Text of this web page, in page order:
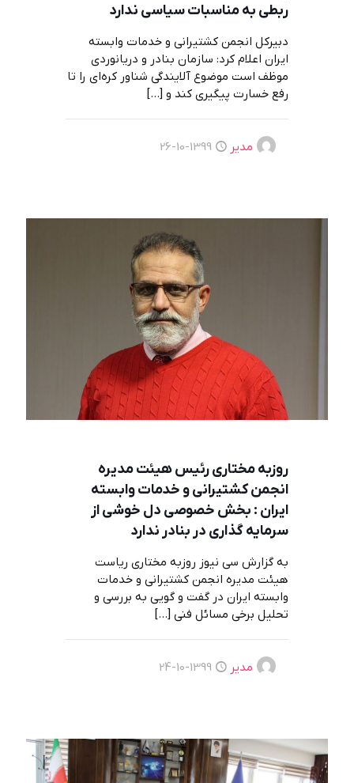
ربطی به مناسبات سیاسی ندارد
دبیرکل انجمن کشتیرانی و خدمات وابسته
ایران اعلام کرد: سازمان بنادر و دریانوردی
موظف است موضوع آلایندگی شناور کره‌ای را تا
رفع خسارت پیگیری کند و […]
مدیر 1399-10-26
روزبه مختاری رئیس هیئت مدیره
انجمن کشتیرانی و خدمات وابسته
ایران : بخش خصوصی دل خوشی از
سرمایه گذاری در بنادر ندارد
به گزارش سی نیوز روزبه مختاری ریاست
هیئت مدیره انجمن کشتیرانی و خدمات
وابسته ایران در گفت و گویی به بررسی و
تحلیل برخی مسائل فنی […]
مدیر 1399-10-24